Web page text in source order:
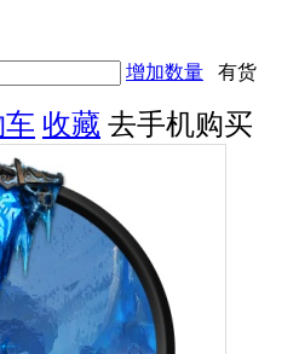
增加数量 有货
收藏 去手机购买